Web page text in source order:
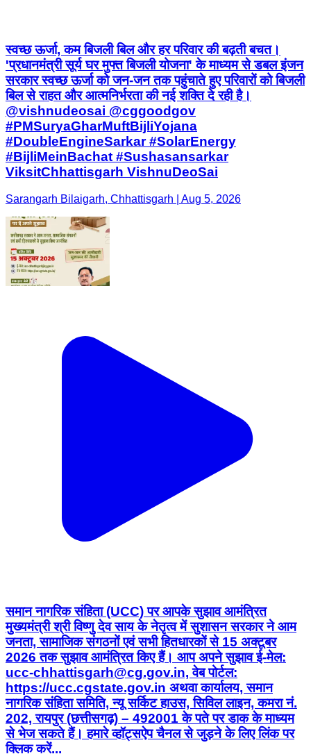
स्वच्छ ऊर्जा, कम बिजली बिल और हर परिवार की बढ़ती बचत।
'प्रधानमंत्री सूर्य घर मुफ्त बिजली योजना' के माध्यम से डबल इंजन
सरकार स्वच्छ ऊर्जा को जन-जन तक पहुंचाते हुए परिवारों को बिजली
बिल से राहत और आत्मनिर्भरता की नई शक्ति दे रही है।
@vishnudeosai @cggoodgov
#PMSuryaGharMuftBijliYojana
#DoubleEngineSarkar #SolarEnergy
#BijliMeinBachat #Sushasansarkar
ViksitChhattisgarh VishnuDeoSai
Sarangarh Bilaigarh, Chhattisgarh | Aug 5, 2026
समान नागरिक संहिता (UCC) पर आपके सुझाव आमंत्रित
मुख्यमंत्री श्री विष्णु देव साय के नेतृत्व में सुशासन सरकार ने आम
जनता, सामाजिक संगठनों एवं सभी हितधारकों से 15 अक्टूबर
2026 तक सुझाव आमंत्रित किए हैं। आप अपने सुझाव ई-मेल:
ucc-chhattisgarh@cg.gov.in, वेब पोर्टल:
https://ucc.cgstate.gov.in अथवा कार्यालय, समान
नागरिक संहिता समिति, न्यू सर्किट हाउस, सिविल लाइन, कमरा नं.
202, रायपुर (छत्तीसगढ़) – 492001 के पते पर डाक के माध्यम
से भेज सकते हैं। हमारे व्हॉट्सऐप चैनल से जुड़ने के लिए लिंक पर
क्लिक करें...